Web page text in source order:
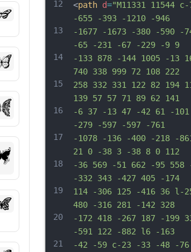
12
13
14
15
16
17
18
19
20
21
<path d="M11331 11544
-655 -393 -1210 -946
-1677 -1673 -380 -590 -
-65 -231 -67 -229 -9 9
-133 878 -144 1005 -13
740 338 999 72 108 222
258 332 331 122 82 194
139 57 57 71 89 62 141
-6 37 -13 47 -42 61 -
-279 -597 -597 -761
-1078 -136 -400 -218 -
21 0 -38 3 -38 8 0 112
-36 569 -51 662 -95 558
-332 343 -427 405 -174
114 -306 125 -416 36 l-
480 -316 281 -142 328
-172 418 -267 187 -199
-591 122 -882 l6 -163
-42 -59 c-23 -33 -48 -